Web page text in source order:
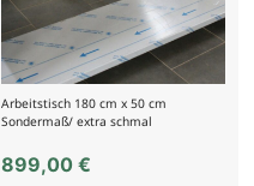
Arbeitstisch 180 cm x 50 cm
Sondermaß/ extra schmal
899,00€